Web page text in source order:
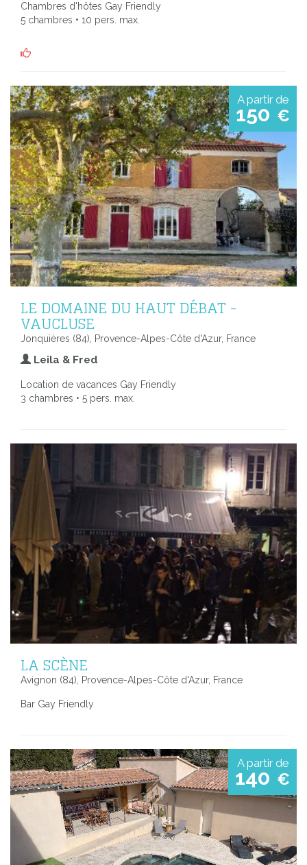
Chambres d'hôtes Gay Friendly
5 chambres • 10 pers. max.
A partir de
150 €
LE DOMAINE DU HAUT DÉBAT -
VAUCLUSE
Jonquières (84), Provence-Alpes-Côte d'Azur, France
Leila & Fred
Location de vacances Gay Friendly
3 chambres • 5 pers. max.
LA SCÈNE
Avignon (84), Provence-Alpes-Côte d'Azur, France
Bar Gay Friendly
A partir de
140 €